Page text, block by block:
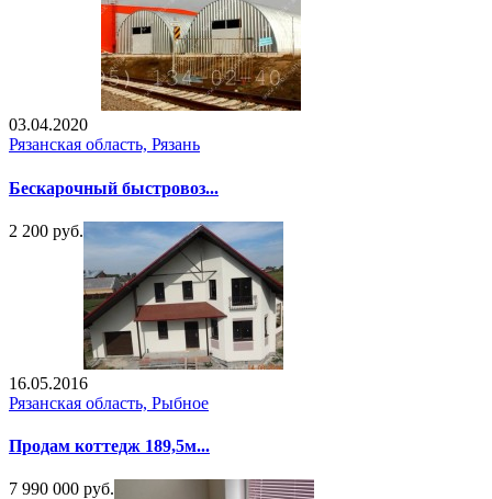
03.04.2020
Рязанская область, Рязань
Бескарочный быстровоз...
2 200 руб.
16.05.2016
Рязанская область, Рыбное
Продам коттедж 189,5м...
7 990 000 руб.